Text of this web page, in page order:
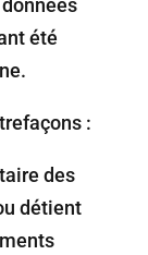
été
:
des
détient